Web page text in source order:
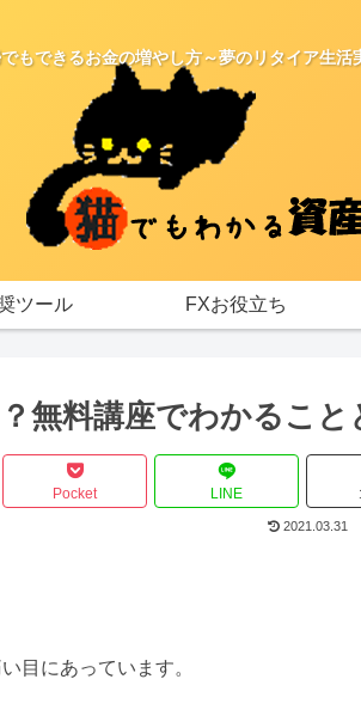
もできるお金の増やし方～夢のリタイア生活
ツール FXお役立ち
無料講座でわかること
Pocket LINE
2021.03.31
目にあっています。